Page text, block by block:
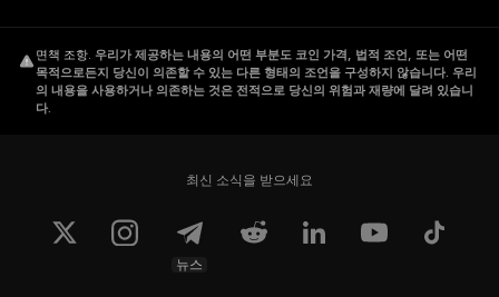
면책 조항. 우리가 제공하는 내용의 어떤 부분도 코인 가격, 법적 조언, 또는 어떤
목적으로든지 당신이 의존할 수 있는 다른 형태의 조언을 구성하지 않습니다. 우리
의 내용을 사용하거나 의존하는 것은 전적으로 당신의 위험과 재량에 달려 있습니
다.
최신 소식을 받으세요
뉴스